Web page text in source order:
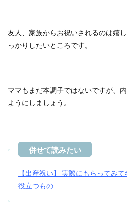
友人、家族からお祝いされるのは嬉
っかりしたいところです。
ママもまだ本調子ではないですが、
ようにしましょう。
【出産祝い】 実際にもらってみ
役立つもの